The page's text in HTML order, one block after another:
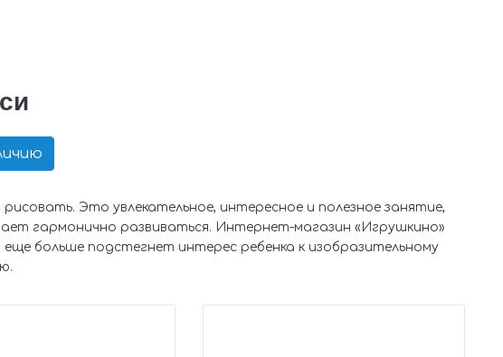
Это увлекательное, интересное и полезное занятие,
гармонично развиваться. Интернет-магазин «Игрушкино»
больше подстегнет интерес ребенка к изобразительному